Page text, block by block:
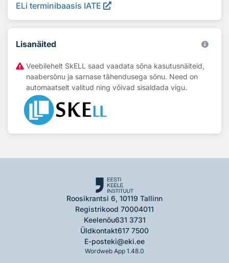
ELi terminibaasis IATE
Lisanäited
Veebilehelt SkELL saad vaadata sõna kasutusnäiteid,
naabersõnu ja sarnase tähendusega sõnu. Need on
automaatselt valitud ning võivad sisaldada vigu.
Roosikrantsi 6, 10119 Tallinn
Registrikood 70004011
Keelenõu631 3731
Üldkontakt617 7500
E-posteki@eki.ee
Wordweb App 1.48.0